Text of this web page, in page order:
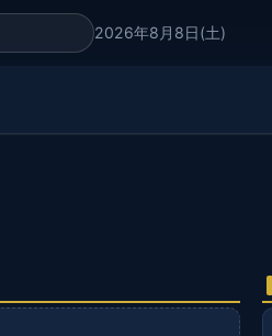
2026年8月8日(土)